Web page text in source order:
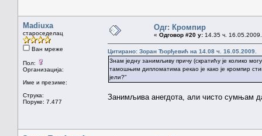
Madiuxa
староседелац
Ван мреже
Пол:
Организација:
Име и презиме:
Струка:
Поруке: 7.477
Одг: Кромпир
« Одговор #20 у: 14.35 ч.
Цитирано: Зоран Ђорђевић на 14.08 ч. 16.05.2009.
Знам једну занимљиву причу (скратићу је колико
тамошњим дипломатима рекао је како је кромпир
јели?"
Занимљива анегдота, али чисто сумњам